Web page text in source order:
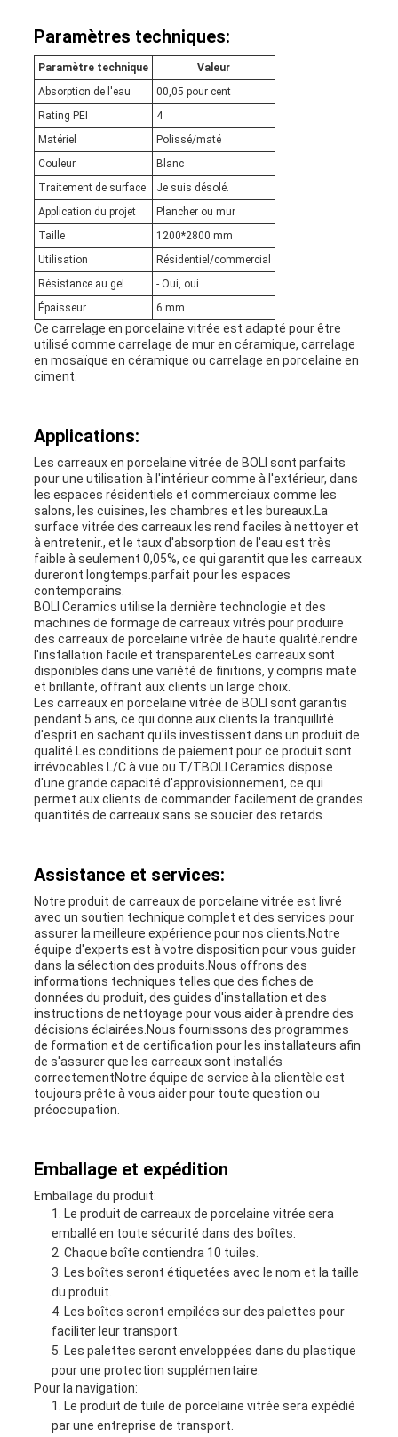
Paramètres techniques:
Paramètre technique
Valeur
Absorption de l'eau
00,05 pour cent
Rating PEI
4
Matériel
Polissé/maté
Couleur
Blanc
Traitement de surface
Je suis désolé.
Application du projet
Plancher ou mur
Taille
1200*2800 mm
Utilisation
Résidentiel/commercial
Résistance au gel
- Oui, oui.
Épaisseur
6 mm
Ce carrelage en porcelaine vitrée est adapté pour être
utilisé comme carrelage de mur en céramique, carrelage
en mosaïque en céramique ou carrelage en porcelaine en
ciment.
Applications:
Les carreaux en porcelaine vitrée de BOLI sont parfaits
pour une utilisation à l'intérieur comme à l'extérieur, dans
les espaces résidentiels et commerciaux comme les
salons, les cuisines, les chambres et les bureaux.La
surface vitrée des carreaux les rend faciles à nettoyer et
à entretenir., et le taux d'absorption de l'eau est très
faible à seulement 0,05%, ce qui garantit que les carreaux
dureront longtemps.parfait pour les espaces
contemporains.
BOLI Ceramics utilise la dernière technologie et des
machines de formage de carreaux vitrés pour produire
des carreaux de porcelaine vitrée de haute qualité.rendre
l'installation facile et transparenteLes carreaux sont
disponibles dans une variété de finitions, y compris mate
et brillante, offrant aux clients un large choix.
Les carreaux en porcelaine vitrée de BOLI sont garantis
pendant 5 ans, ce qui donne aux clients la tranquillité
d'esprit en sachant qu'ils investissent dans un produit de
qualité.Les conditions de paiement pour ce produit sont
irrévocables L/C à vue ou T/TBOLI Ceramics dispose
d'une grande capacité d'approvisionnement, ce qui
permet aux clients de commander facilement de grandes
quantités de carreaux sans se soucier des retards.
Assistance et services:
Notre produit de carreaux de porcelaine vitrée est livré
avec un soutien technique complet et des services pour
assurer la meilleure expérience pour nos clients.Notre
équipe d'experts est à votre disposition pour vous guider
dans la sélection des produits.Nous offrons des
informations techniques telles que des fiches de
données du produit, des guides d'installation et des
instructions de nettoyage pour vous aider à prendre des
décisions éclairées.Nous fournissons des programmes
de formation et de certification pour les installateurs afin
de s'assurer que les carreaux sont installés
correctementNotre équipe de service à la clientèle est
toujours prête à vous aider pour toute question ou
préoccupation.
Emballage et expédition
Emballage du produit:
Le produit de carreaux de porcelaine vitrée sera
emballé en toute sécurité dans des boîtes.
Chaque boîte contiendra 10 tuiles.
Les boîtes seront étiquetées avec le nom et la taille
du produit.
Les boîtes seront empilées sur des palettes pour
faciliter leur transport.
Les palettes seront enveloppées dans du plastique
pour une protection supplémentaire.
Pour la navigation:
Le produit de tuile de porcelaine vitrée sera expédié
par une entreprise de transport.